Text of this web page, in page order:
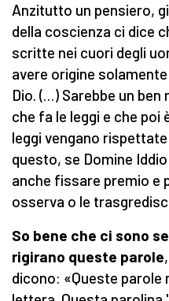
Anzitutto un pensiero,
della coscienza ci dice
scritte nei cuori degli
avere origine
Dio. (…) Sarebbe un
che fa le leggi e che
leggi vengano
questo, se Domine
anche fissare premio e
osserva o le
So bene che ci sono
rigirano queste parole
dicono: «Queste parole